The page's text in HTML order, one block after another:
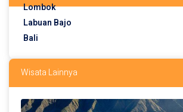
Lombok
Labuan Bajo
Bali
Wisata Lainnya